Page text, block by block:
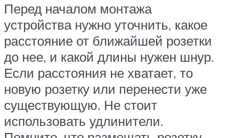
Перед началом монтажа
устройства нужно уточнить, какое
расстояние от ближайшей розетки
до нее, и какой длины нужен шнур.
Если расстояния не хватает, то
новую розетку или перенести уже
существующую. Не стоит
использовать удлинители.